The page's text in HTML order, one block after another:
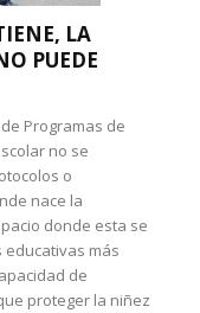
LA
PUEDE
Programas de
no se
o
nace la
donde esta se
educativas más
de
proteger la niñez